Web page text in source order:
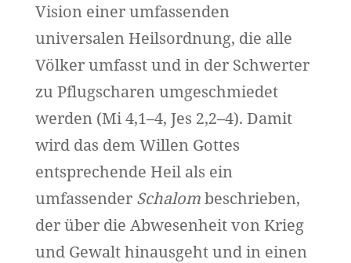
Vision einer umfassenden
universalen Heilsordnung, die alle
Völker umfasst und in der Schwerter
zu Pflugscharen umgeschmiedet
werden (Mi 4,1–4, Jes 2,2–4). Damit
wird das dem Willen Gottes
entsprechende Heil als ein
umfassender Schalombeschrieben,
der über die Abwesenheit von Krieg
und Gewalt hinausgeht und in einen